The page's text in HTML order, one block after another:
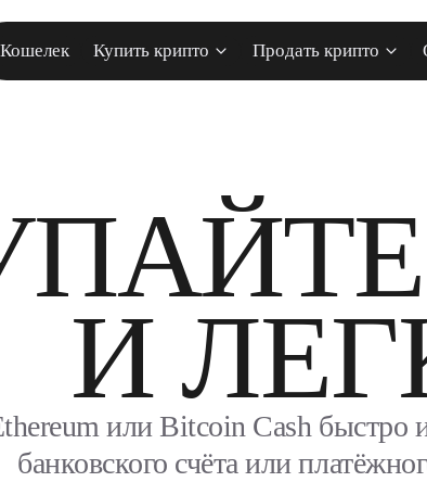
Кошелек Купить крипто Продать крипто
И
или Bitcoin Cash быстро
банковского счёта или